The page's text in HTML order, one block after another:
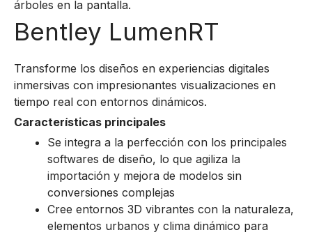
Bentley LumenRT
Transforme los diseños en experiencias digitales
inmersivas con impresionantes visualizaciones en
tiempo real con entornos dinámicos.
Características principales
Se integra a la perfección con los principales
softwares de diseño, lo que agiliza la
importación y mejora de modelos sin
conversiones complejas
Cree entornos 3D vibrantes con la naturaleza,
elementos urbanos y clima dinámico para